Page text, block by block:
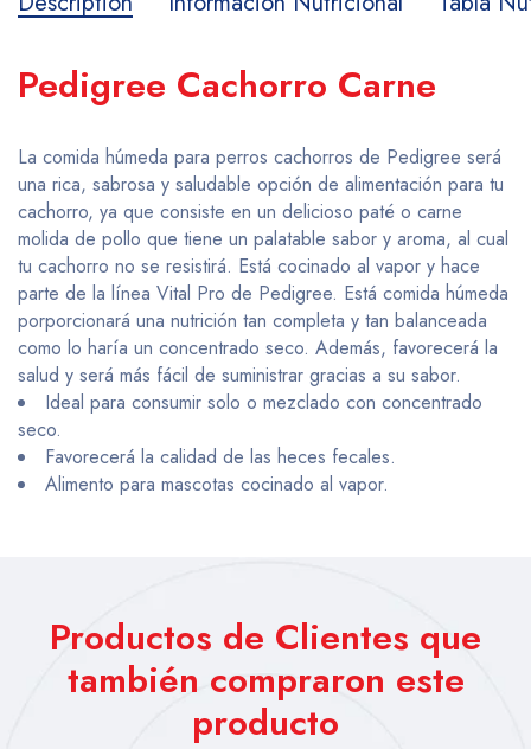
Pedigree Cachorro Carne
La comida húmeda para perros cachorros de Pedigree será
una rica, sabrosa y saludable opción de alimentación para tu
cachorro, ya que consiste en un delicioso paté o carne
molida de pollo que tiene un palatable sabor y aroma, al cual
tu cachorro no se resistirá. Está cocinado al vapor y hace
parte de la línea Vital Pro de Pedigree. Está comida húmeda
porporcionará una nutrición tan completa y tan balanceada
como lo haría un concentrado seco. Además, favorecerá la
salud y será más fácil de suministrar gracias a su sabor.
Ideal para consumir solo o mezclado con concentrado
seco.
Favorecerá la calidad de las heces fecales.
Alimento para mascotas cocinado al vapor.
Productos de Clientes que
también compraron este
producto